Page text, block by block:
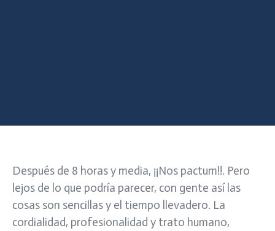
Después de 8 horas y media, ¡¡Nos pactum!!. Pero
lejos de lo que podría parecer, con gente así las
cosas son sencillas y el tiempo llevadero. La
cordialidad, profesionalidad y trato humano,